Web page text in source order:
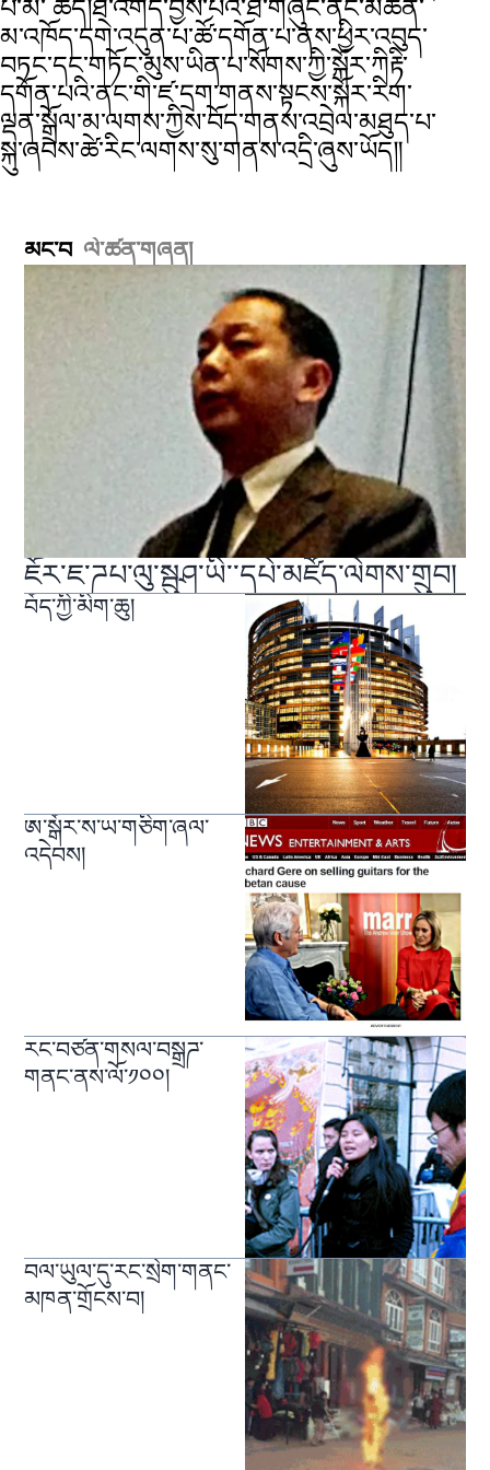
པ་མ་ ཚད།ཐོ་འགོད་བྱས་པའི་ཐོ་གཞུང་ནང་མཚན་
མ་འཁོད་དགེ་འདུན་པ་ཚོ་དགོན་པ་ནས་ཕྱིར་འབུད་
བཏང་དང་གཏོང་མུས་ཡིན་པ་སོགས་ཀྱི་སྐོར་ཀིརྟི་
དགོན་པའི་ནང་གི་ཛ་དྲག་གནས་སྟངས་སྐོར་རིག་
ལྡན་སྒྲོལ་མ་ལགས་ཀྱིས་བོད་གནས་འབྲེལ་མཐུད་པ་
སྐུ་ཞབས་ཚེ་རིང་ལགས་སུ་གནས་འདྲི་ཞུས་ཡོད༎
མང་བ ལེ་ཚན་གཞན།
ཇོར་ཇ་ཌཔ་ལུ་སྦུཤ་ཡི་་དཔེ་མཛོད་ལེགས་གྲུབ།
བོད་ཀྱི་མིག་ཆུ།
ཨ་སྒོར་ས་ཡ་གཅིག་ཞལ་
འདེབས།
རང་བཙན་གསལ་བསྒྲཌ་
གནང་ནས་ལོ་༡༠༠།
བལ་ཡུལ་དུ་རང་སྲེག་གནང་
མཁན་གྲོངས་བ།